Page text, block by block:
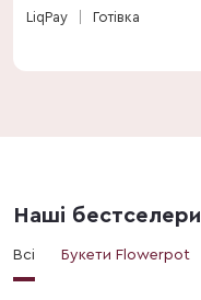
LiqPay Готівка
Наші бестселери
Всі Букети Flowerpot